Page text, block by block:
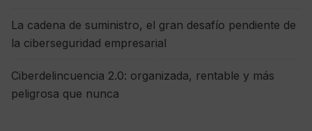
La cadena de suministro, el gran desafío pendiente de
la ciberseguridad empresarial
Ciberdelincuencia 2.0: organizada, rentable y más
peligrosa que nunca